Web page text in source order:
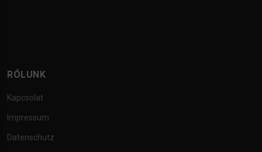
RÓLUNK
Kapcsolat
Impressum
Datenschutz